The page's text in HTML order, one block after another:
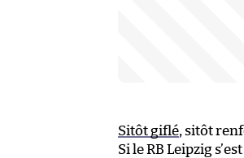
Sitôt giflé, sitôt
Si le RB Leipzig